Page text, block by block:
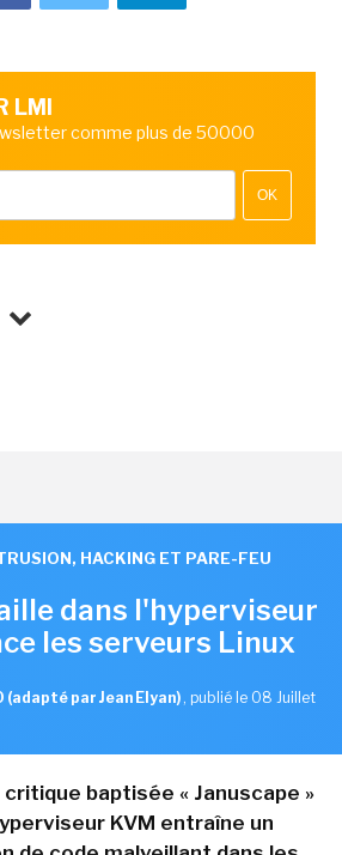
LMI
comme plus de 50000
OK
HACKING ET PARE-FEU
dans l'hyperviseur
les serveurs Linux
(adapté par Jean Elyan) , publié le 08 Juillet
baptisée « Januscape »
KVM entraîne un